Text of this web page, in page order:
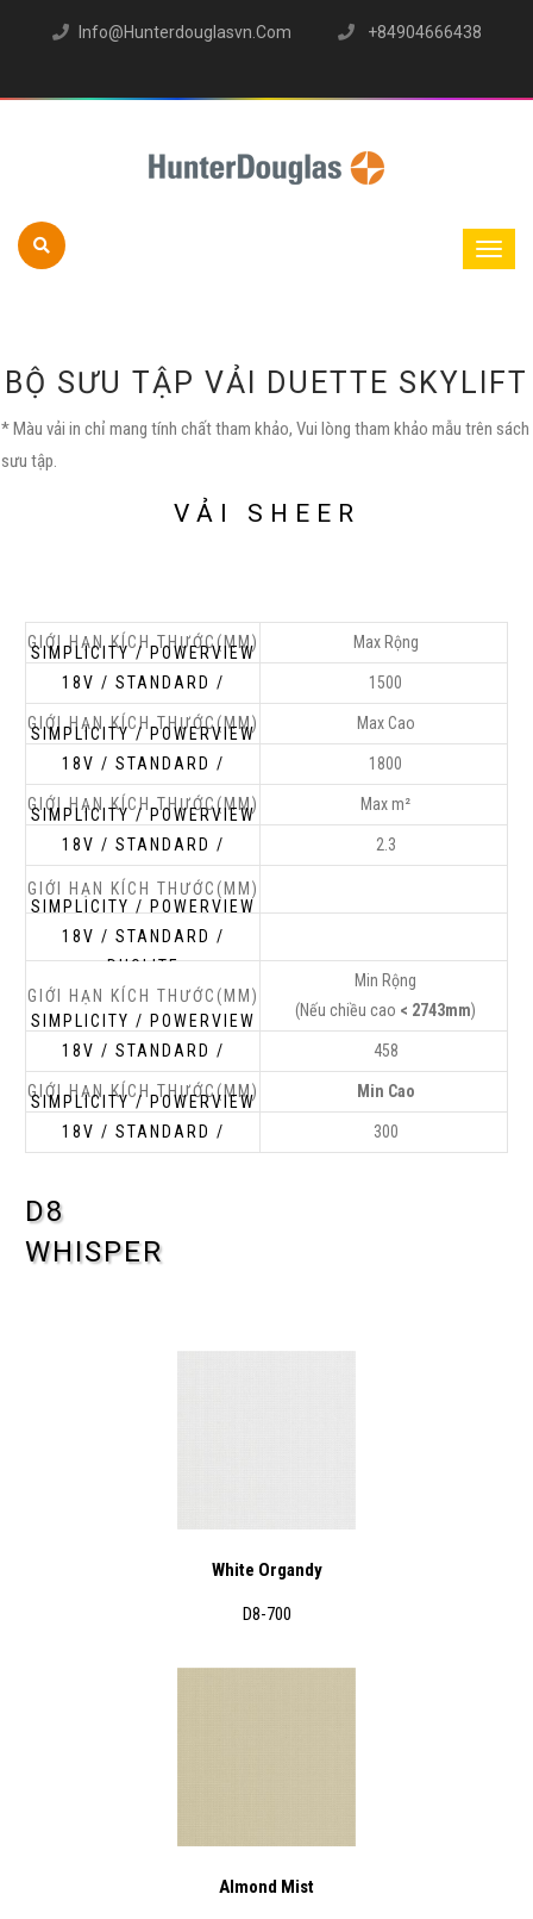
Info@hunterdouglasvn.com +84904666438
BỘ SƯU TẬP VẢI DUETTE SKYLIFT
* Màu vải in chỉ mang tính chất tham khảo, Vui lòng tham khảo mẫu trên sách
sưu tập.
VẢI SHEER
Max Rộng
1500
Max Cao
1800
Max m²
2.3
Min Rộng
(Nếu chiều cao < 2743mm)
458
Min Cao
300
D8
WHISPER
White Organdy
D8-700
Almond Mist